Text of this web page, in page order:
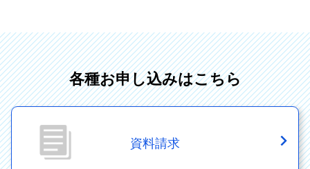
各種お申し込みはこちら
資料請求